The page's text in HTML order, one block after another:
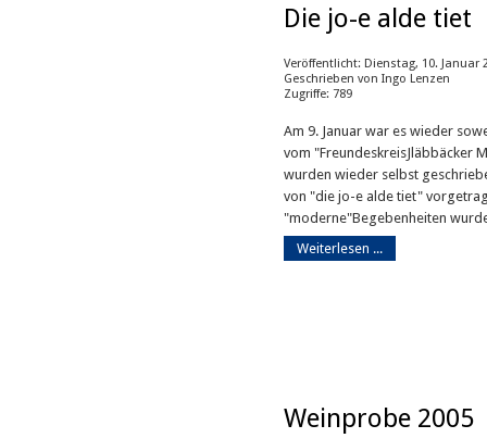
Die jo-e alde tiet
Veröffentlicht: Dienstag, 10. Januar
Geschrieben von Ingo Lenzen
Zugriffe: 789
Am 9. Januar war es wieder
vom "FreundeskreisJläbbäcker
wurden wieder selbst
von "die jo-e alde tiet"
"moderne"Begebenheiten
Weiterlesen ...
Weinprobe 2005